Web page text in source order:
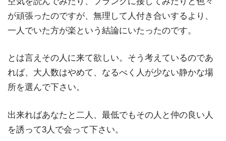
が頑張ったのですが、無理して人付き合いするより、
一人でいた方が楽という結論にいたったのです。
とは言えその人に来て欲しい。そう考えているのであ
れば、大人数はやめて、なるべく人が少ない静かな場
所を選んで下さい。
出来ればあなたと二人、最低でもその人と仲の良い人
を誘って3人で会って下さい。